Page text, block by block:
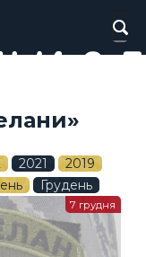
2021
2019
Грудень
7 грудня